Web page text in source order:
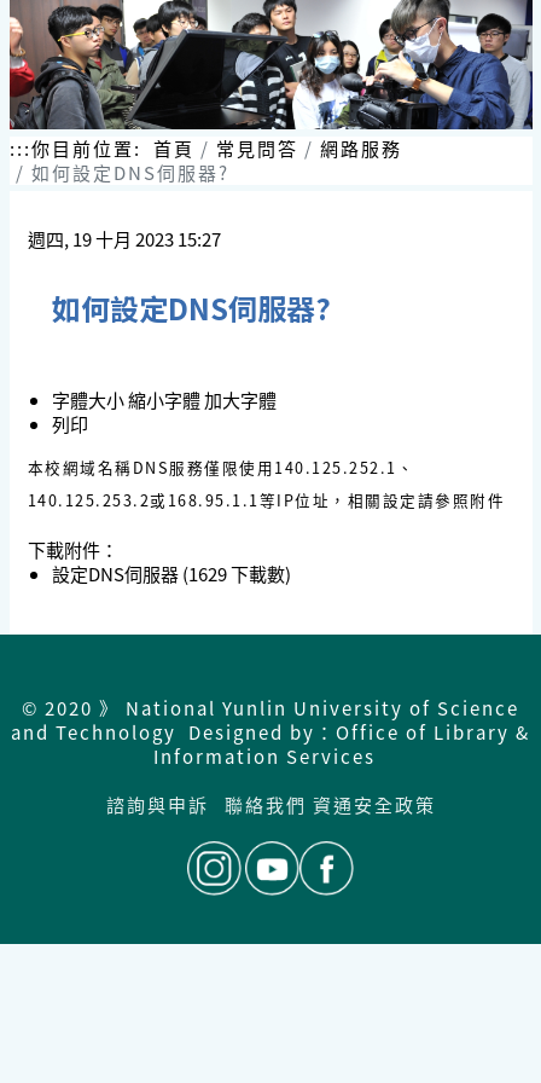
:::你目前位置: 首頁 常見問答
網路服務
如何設定DNS伺服器?
週四, 19 十月 2023 15:27
如何設定DNS伺服器?
字體大小縮小字體加大字體
列印
本校網域名稱DNS服務僅限使用140.125.252.1、
140.125.253.2或168.95.1.1等IP位址，相關設定請參照附件
下載附件：
設定DNS伺服器 (1629 下載數)
© 2020 》 National Yunlin University of Science
and Technology Designed by：Office of Library &
Information Services
諮詢與申訴
聯絡我們 資通安全政策